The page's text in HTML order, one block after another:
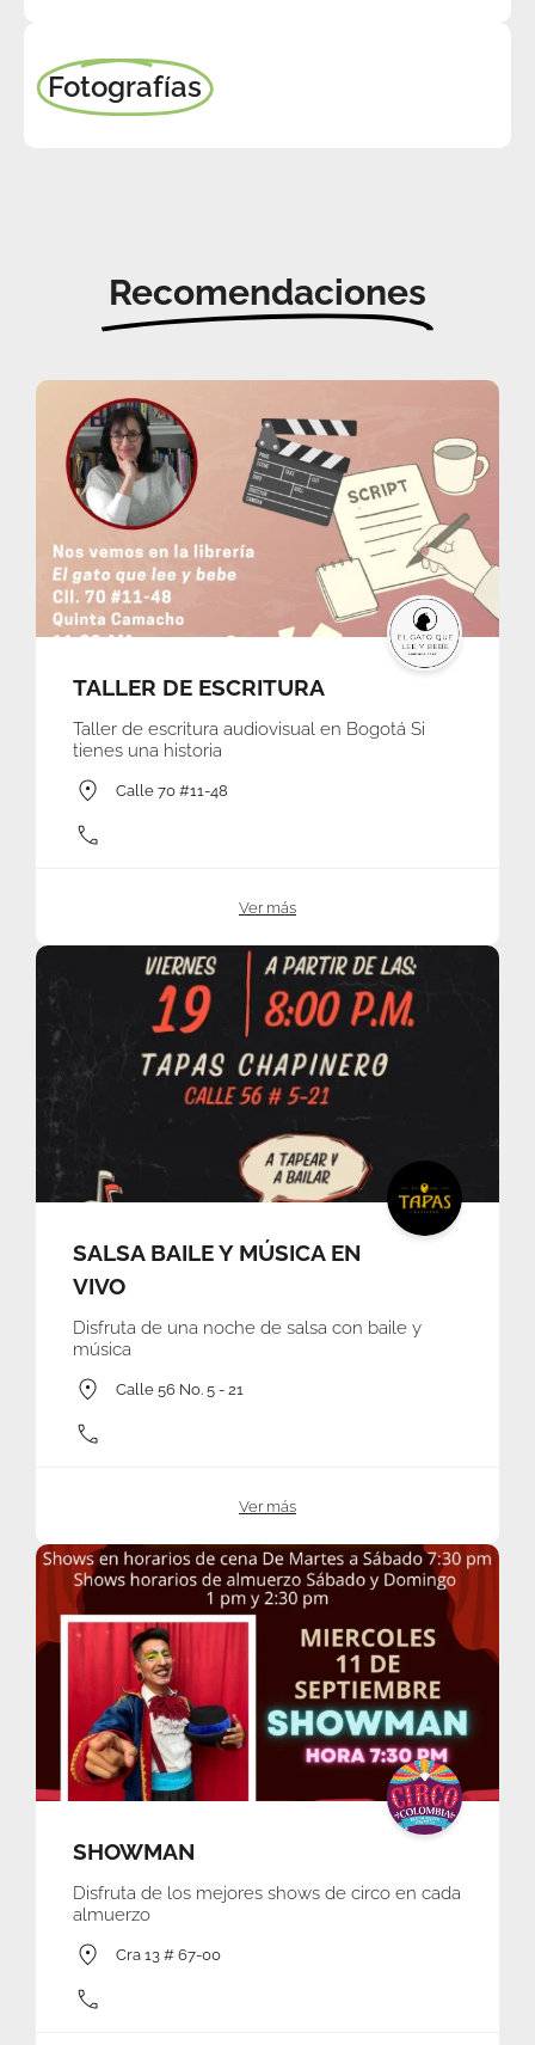
Fotografías
Recomendaciones
TALLER DE ESCRITURA
Taller de escritura audiovisual en Bogotá Si
tienes una historia
Calle 70 #11-48
Ver más
SALSA BAILE Y MÚSICA EN
VIVO
Disfruta de una noche de salsa con baile y
música
Calle 56 No. 5 - 21
Ver más
SHOWMAN
Disfruta de los mejores shows de circo en cada
almuerzo
Cra 13 # 67-00